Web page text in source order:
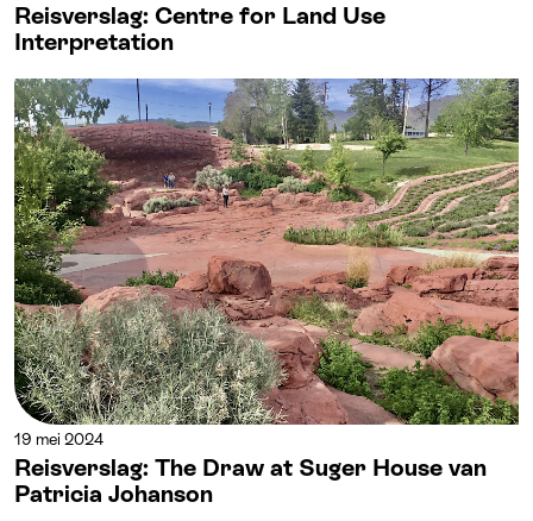
Reisverslag: Centre for Land Use
Interpretation
19 mei 2024
Reisverslag: The Draw at Suger House van
Patricia Johanson